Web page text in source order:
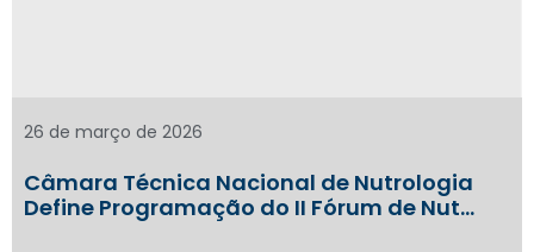
Câmara Técnica Nacional de Nutrologia
Define Programação do II Fórum de Nut…
26 de março de 2026